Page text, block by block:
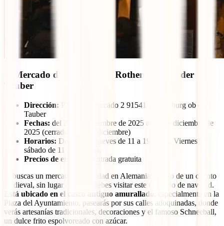
9. Mercado de Navidad de Rothenburg ob der
Tauber
Dirección:
Plaza del mercado 2 91541 Rothenburg ob der
Tauber
Fechas: del 21 de noviembre de 2025 al 23 de diciembre de
2025 (cerrado el 23 de diciembre)
Horarios: Domingo a jueves de 11 a 19 horas. Viernes y
sábado de 11 a 20 horas.
Precios de entrada:
Entrada gratuita
Si buscas un mercado de navidad en Alemania sacado de un cuento
medieval, sin lugar a dudas, debes visitar este mercado de navidad.
Está ubicado en el casco antiguo amurallado
, especialmente en la
Plaza del Ayuntamiento, pasearás por sus calles adoquinadas, donde
verás artesanías tradicionales, decoraciones y el famoso Schneeball,
un dulce frito espolvoreado con azúcar.